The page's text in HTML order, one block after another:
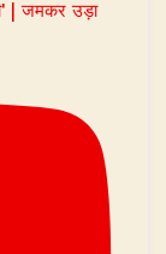
| जमकर उड़ा